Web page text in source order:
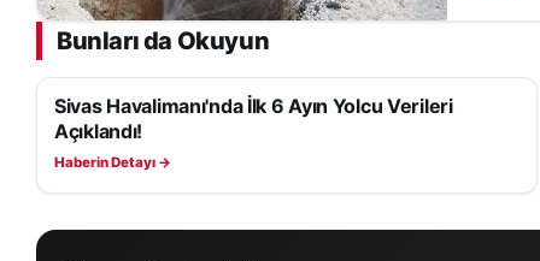
Abdullah Güler’in
oldu. İnceleme
Hakan Aksu ve il
hakkında
hastanenin kısa
Bunları da Okuyun
SIVAS HABERLERI
Sivas Havalimanı'nda İlk 6 Ayın Yolcu Verileri
Açıklandı!
Haberin Detayı →